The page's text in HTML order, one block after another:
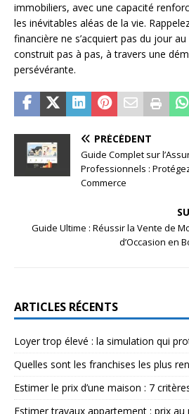
immobiliers, avec une capacité
les inévitables aléas de la vie.
financière ne s’acquiert pas du jour
construit pas à pas, à travers une
persévérante.
PRÉCÉDENT
Guide Complet sur
Professionnels :
Commerce
Guide Ultime : Réussir la Vente de
d’Occasion en
ARTICLES RÉCENTS
Loyer trop élevé : la simulation qui
Quelles sont les franchises les plus
Estimer le prix d’une maison : 7
Estimer travaux appartement : prix au